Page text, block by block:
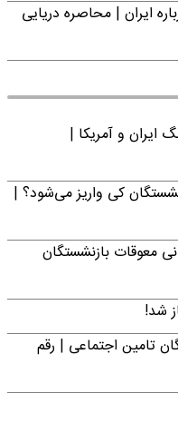
ایران | محاصره دریایی
و آمریکا |
کی واریز می‌شود؟ |
واریز ۸۲,۰۰۰,۰۰۰,۰۰۰,۰۰۰ تومانی معوقات بازنشستگان
شد!
تامین اجتماعی | رقم